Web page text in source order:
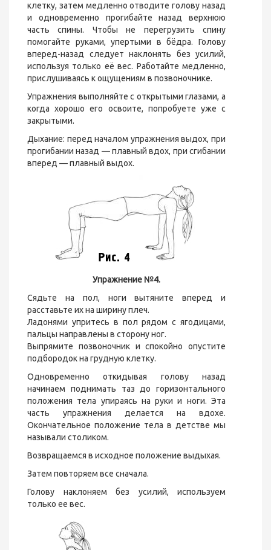
клетку, затем медленно отводите голову назад
и одновременно прогибайте назад верхнюю
часть спины. Чтобы не перегрузить спину
помогайте руками, упертыми в бёдра. Голову
вперед-назад следует наклонять без усилий,
используя только её вес. Работайте медленно,
прислушиваясь к ощущениям в позвоночнике.
Упражнения выполняйте с открытыми глазами, а
когда хорошо его освоите, попробуете уже с
закрытыми.
Дыхание: перед началом упражнения выдох, при
прогибании назад — плавный вдох, при сгибании
вперед — плавный выдох.
Упражнение №4.
Сядьте на пол, ноги вытяните вперед и
расставьте их на ширину плеч.
Ладонями упритесь в пол рядом с ягодицами,
пальцы направлены в сторону ног.
Выпрямите позвоночник и спокойно опустите
подбородок на грудную клетку.
Одновременно откидывая голову назад
начинаем поднимать таз до горизонтального
положения тела упираясь на руки и ноги. Эта
часть упражнения делается на вдохе.
Окончательное положение тела в детстве мы
называли столиком.
Возвращаемся в исходное положение выдыхая.
Затем повторяем все сначала.
Голову наклоняем без усилий, используем
только ее вес.